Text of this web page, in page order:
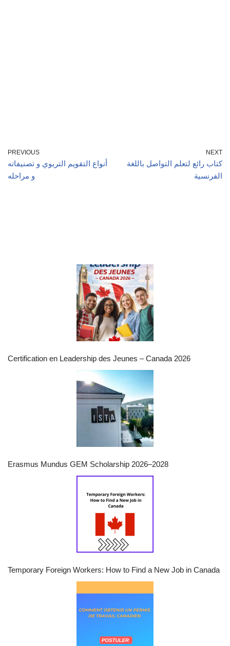
PREVIOUS
أنواع التقويم التربوي و تصنيفاته
و مراحله
NEXT
كتاب رائع لتعلم التواصل باللغة
الفرنسية
Certification en Leadership des Jeunes – Canada 2026
Erasmus Mundus GEM Scholarship 2026–2028
Temporary Foreign Workers: How to Find a New Job in Canada